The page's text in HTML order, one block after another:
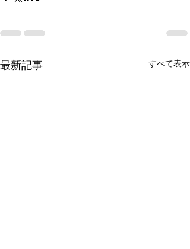
最新記事 すべて表示